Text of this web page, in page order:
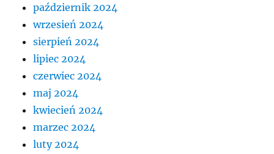
październik 2024
wrzesień 2024
sierpień 2024
lipiec 2024
czerwiec 2024
maj 2024
kwiecień 2024
marzec 2024
luty 2024